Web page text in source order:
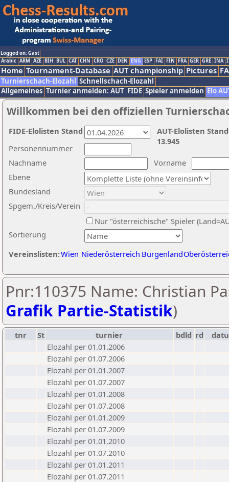
Logged on: Gast
Arabic ARM AZE BIH BUL CAT CHN CRO CZE DEN ENG ESP FAI FIN FRA GER GRE INA
Home Tournament-Database AUT championship Pictures
Turnierschach-Elozahl Schnellschach-Elozahl
Allgemeines Turnier anmelden: AUT FIDE Spieler anmelden Elo
Willkommen bei den offiziellen
Nachname
Vorname
Ebene
Sortierung
Personennummer
Bundesland
Spgem./Kreis/Verein
Nur "österreichische" Spieler
Vereinslisten:Wien Niederösterreich Burgenland
AUT-Elolisten
13.945
FIDE-Elolisten Stand
Pnr:110375 Name: Christian
Grafik Partie-Statistik)
tnr St turnier bdld rd
Elozahl per 01.01.2006
Elozahl per 01.07.2006
Elozahl per 01.01.2007
Elozahl per 01.07.2007
Elozahl per 01.01.2008
Elozahl per 01.07.2008
Elozahl per 01.01.2009
Elozahl per 01.07.2009
Elozahl per 01.01.2010
Elozahl per 01.07.2010
Elozahl per 01.01.2011
Elozahl per 01.07.2011